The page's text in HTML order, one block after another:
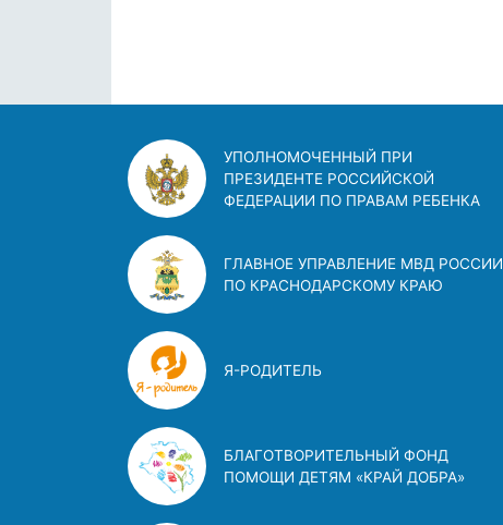
УПОЛНОМОЧЕННЫЙ ПРИ
ПРЕЗИДЕНТЕ РОССИЙСКОЙ
ФЕДЕРАЦИИ ПО ПРАВАМ РЕБЕНКА
ГЛАВНОЕ УПРАВЛЕНИЕ МВД РОССИИ
ПО КРАСНОДАРСКОМУ КРАЮ
Я-РОДИТЕЛЬ
БЛАГОТВОРИТЕЛЬНЫЙ ФОНД
ПОМОЩИ ДЕТЯМ «КРАЙ ДОБРА»